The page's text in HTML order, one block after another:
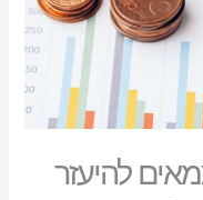
להיעזר